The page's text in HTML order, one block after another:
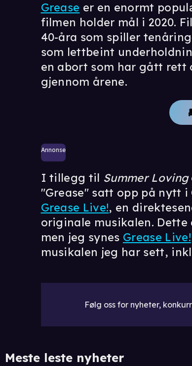
Grease er en enormt
filmen holder mål i 2020.
40-åra som spiller
som lettbeint
en abort som har gått rett
gjennom årene.
Annonse
I tillegg til Summer Loving
"Grease" satt opp på nytt i
Grease Live!, en
originale musikalen.
men jeg synes Grease Live!
musikalen jeg har sett,
Følg oss for nyheter,
Meste leste nyheter